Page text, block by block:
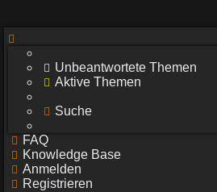
Unbeantwortete Themen
Aktive Themen
Suche
FAQ
Knowledge Base
Anmelden
Registrieren